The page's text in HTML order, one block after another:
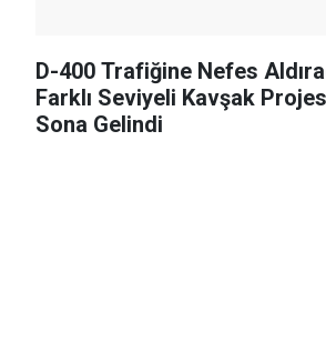
D-400 Trafiğine Nefes
Farklı Seviyeli Kavşak
Sona Gelindi